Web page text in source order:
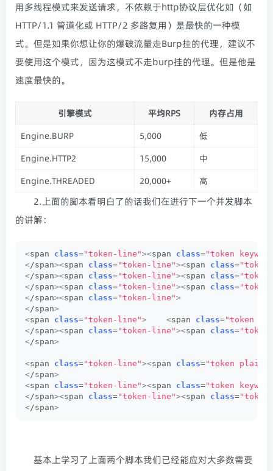
用多线程模式来发送请求，不依赖于http协议层优化如（如
HTTP/1.1 管道化或 HTTP/2 多路复用）是最快的一种模
式。但是如果你想让你的爆破流量走Burp挂的代理，建议不
要使用这个模式，因为这模式不走burp挂的代理。但是他是
速度最快的。
引擎模式 平均RPS
内存占用
Engine.BURP
5,000
低
Engine.HTTP2
15,000
中
Engine.THREADED
20,000+ 高
2.上面的脚本看明白了的话我们在进行下一个并发脚本
的讲解：
<span class="token-line"><span class="token
</span><span class="token-line"><span class=
</span><span class="token-line"><span class=
</span><span class="token-line"><span class=
</span><span class="token-line">
</span>
<span class="token-line"> <span class="token
</span><span class="token-line"><span class=
</span>
<span class="token-line"><span class="token plain"
</span>
<span class="token-line"><span class="token
</span><span class="token-line"><span class=
</span>
基本上学习了上面两个脚本我们已经能应对大多数需要